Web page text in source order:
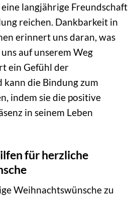
langjährige Freundschaft
reichen. Dankbarkeit in
erinnert uns daran, was
auf unserem Weg
ein Gefühl der
die Bindung zum
indem sie die positive
in seinem Leben
für herzliche
Weihnachtswünsche zu